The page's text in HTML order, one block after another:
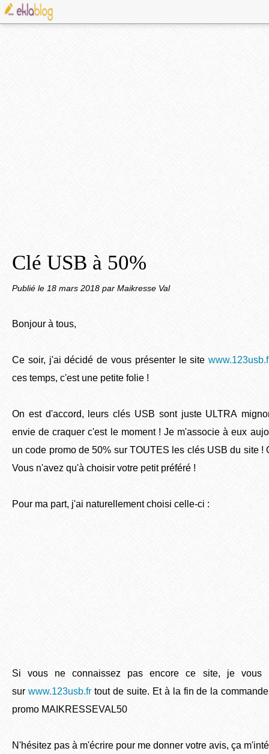
Clé USB à 50%
Publié le 18 mars 2018 par Maikresse Val
Bonjour à tous,
Ce soir, j'ai décidé de vous présenter le site
ces temps, c'est une petite folie !
On est d'accord, leurs clés USB sont juste ULTRA
envie de craquer c'est le moment ! Je m'associe à eux
un code promo de 50% sur TOUTES les clés USB du site !
Vous n'avez qu'à choisir votre petit préféré !
Pour ma part, j'ai naturellement choisi celle-ci :
Si vous ne connaissez pas encore ce site, je vous
sur www.123usb.frtout de suite. Et à la fin de la
promo MAIKRESSEVAL50
N'hésitez pas à m'écrire pour me donner votre avis, ça